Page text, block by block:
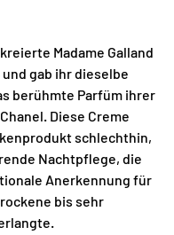
Madame Galland
und gab ihr dieselbe
berühmte Parfüm ihrer
Diese Creme
schlechthin,
Nachtpflege, die
Anerkennung für
bis sehr